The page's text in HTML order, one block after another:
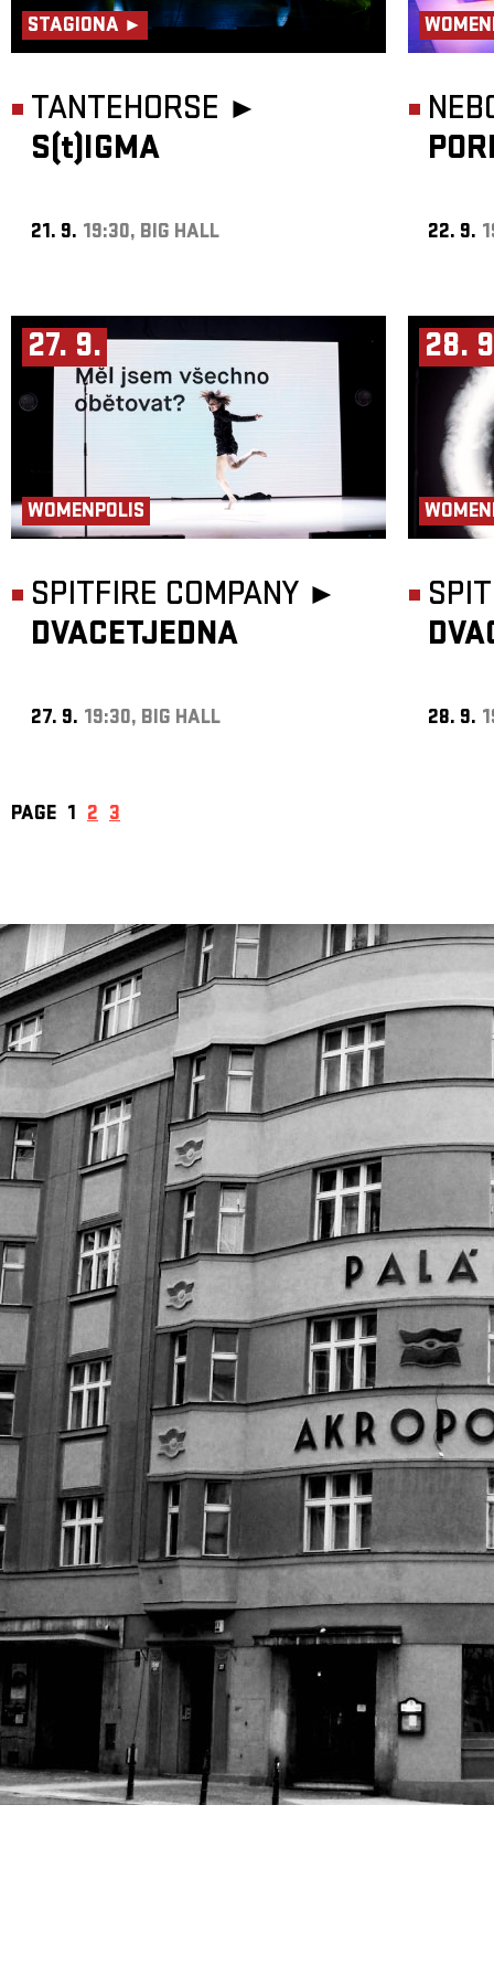
STAGIONA ►
TANTEHORSE ►
S(t)IGMA
21. 9. 19:30, BIG HALL 22. 9.
27. 9.
WOMENPOLIS
SPITFIRE COMPANY ►
DVACETJEDNA
27. 9. 19:30, BIG HALL
28.
28. 9.
PAGE 1 2 3